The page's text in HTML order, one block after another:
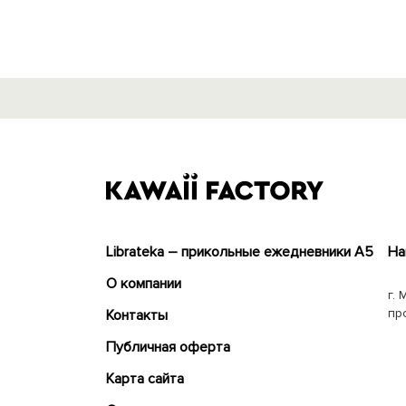
Librateka – прикольные ежедневники А5
О компании
Контакты
Публичная оферта
Карта сайта
г.